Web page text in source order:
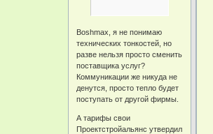
Boshmax, я не понимаю
технических тонкостей, но
разве нельзя просто сменить
поставщика услуг?
Коммуникации же никуда не
денутся, просто тепло будет
поступать от другой фирмы.
А тарифы свои
Проектстройальянс утвердил